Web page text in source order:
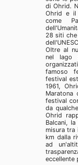
di Ohrid.
Ohrid e il
come
28 siti
Oltre al
nel lago
famoso
festival
1961,
Maratona
festival
da
Ohrid
Balcani,
misura tra
km dalla
ad
eccellente